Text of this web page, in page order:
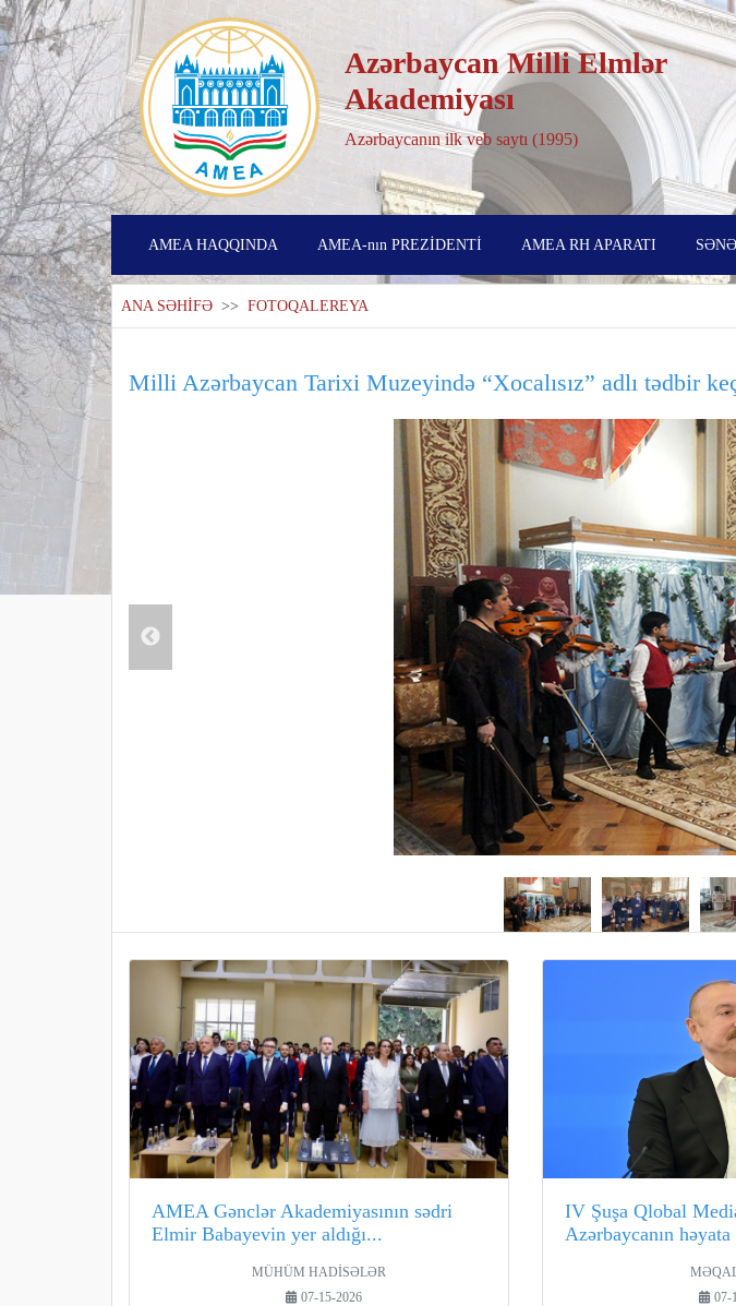
Azərbaycan Milli Elmlər
Akademiyası
Azərbaycanın ilk veb saytı (1995)
AMEA HAQQINDA AMEA-nın PREZİDENTİ AMEA RH APARATI
ANA SƏHİFƏ >> FOTOQALEREYA
Milli Azərbaycan Tarixi Muzeyində “Xocalısız” adlı tədbir
AMEA Gənclər Akademiyasının sədri
Elmir Babayevin yer aldığı...
MÜHÜM HADİSƏLƏR
07-15-2026
IV Şuşa Qlobal
Azərbaycanın
07-